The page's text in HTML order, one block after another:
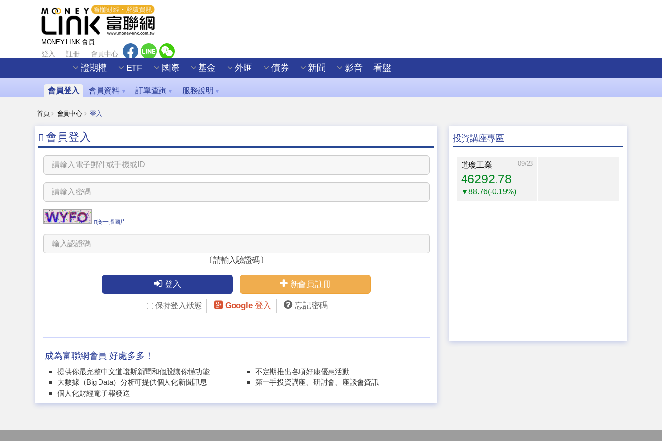
MONEY LINK 會員
登入 註冊 會員中心
證期權 ETF 國際 基金 外匯 債券 新聞 影音 看盤
會員登入 會員資料 ▼ 訂單查詢 ▼ 服務說明 ▼
首頁 會員中心 登入
會員登入
換一張圖片
〔請輸入驗證碼〕
登入 新會員註冊
保持登入狀態 Google 登入 忘記密碼
成為富聯網會員 好處多多！
提供你最完整中文道瓊斯新聞和個股讓你懂功能
大數據（Big Data）分析可提供個人化新聞訊息
個人化財經電子報發送
不定期推出各項好康優惠活動
第一手投資講座、研討會、座談會資訊
投資講座專區
道瓊工業 09/23
46292.78
▼88.76(-0.19%)